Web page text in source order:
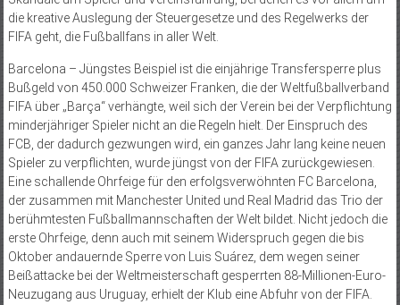
die kreative Auslegung der Steuergesetze und des Regelwerks der
FIFA geht, die Fußballfans in aller Welt.
Barcelona – Jüngstes Beispiel ist die einjährige Transfersperre plus
Bußgeld von 450.000 Schweizer Franken, die der Weltfußballverband
FIFA über „Barça“ verhängte, weil sich der Verein bei der Verpflichtung
minderjähriger Spieler nicht an die Regeln hielt. Der Einspruch des
FCB, der dadurch gezwungen wird, ein ganzes Jahr lang keine neuen
Spieler zu verpflichten, wurde jüngst von der FIFA zurückgewiesen.
Eine schallende Ohrfeige für den erfolgsverwöhnten FC Barcelona,
der zusammen mit Manchester United und Real Madrid das Trio der
berühmtesten Fußballmannschaften der Welt bildet. Nicht jedoch die
erste Ohrfeige, denn auch mit seinem Widerspruch gegen die bis
Oktober andauernde Sperre von Luis Suárez, dem wegen seiner
Beißattacke bei der Weltmeisterschaft gesperrten 88-Millionen-Euro-
Neuzugang aus Uruguay, erhielt der Klub eine Abfuhr von der FIFA.